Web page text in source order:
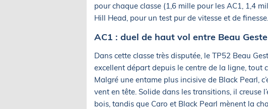
pour chaque classe (1,6 mille pour les AC1, 1,4
Hill Head, pour un test pur de vitesse et de finesse.
AC1 : duel de haut vol entre Beau
Dans cette classe très disputée, le TP52 Beau
excellent départ depuis le centre de la ligne, tout
Malgré une entame plus incisive de Black Pearl,
vent en tête. Solide dans les transitions, il creuse
bois, tandis que Caro et Black Pearl mènent la